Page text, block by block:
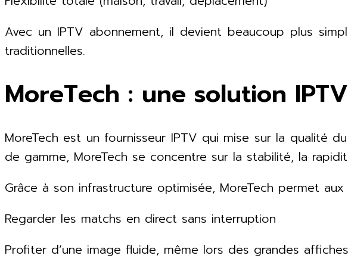
Avec un IPTV abonnement, il devient beaucoup plus
traditionnelles.
MoreTech : une solution
MoreTech est un fournisseur IPTV qui mise sur la qualité
de gamme, MoreTech se concentre sur la stabilité, la
Grâce à son infrastructure optimisée, MoreTech permet
Regarder les matchs en direct sans interruption
Profiter d’une image fluide, même lors des grandes affiches